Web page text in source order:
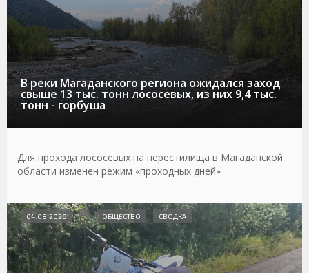
В реки Магаданского региона ожидался заход
свыше 13 тыс. тонн лососевых, из них 9,4 тыс.
тонн - горбуша
Для прохода лососевых на нерестилища в Магаданской
области изменен режим «проходных дней»
04.08.2026 ОБЩЕСТВО СВОДКА